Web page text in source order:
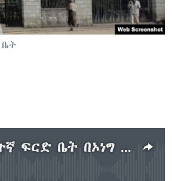
የፌደራሉ ከፍተኛ ፍርድ ቤት በኦነግ አባልነት በተከሰሱ ላይ ብይን ሰጠ
source currently available